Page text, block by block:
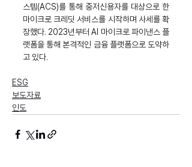
스템(ACS)를 통해 중저신용자를 대상으로 한
마이크로 크레딧 서비스를 시작하며 사세를 확
장했다. 2023년부터 AI 마이크로 파이낸스 플
랫폼을 통해 본격적인 금융 플랫폼으로 도약하
고 있다.
ESG
보도자료
인도